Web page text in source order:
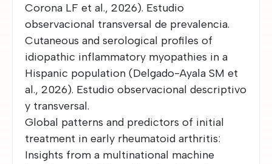
Corona LF et al., 2026). Estudio
observacional transversal de prevalencia.
Cutaneous and serological profiles of
idiopathic inflammatory myopathies in a
Hispanic population (Delgado-Ayala SM et
al., 2026). Estudio observacional descriptivo
y transversal.
Global patterns and predictors of initial
treatment in early rheumatoid arthritis:
Insights from a multinational machine